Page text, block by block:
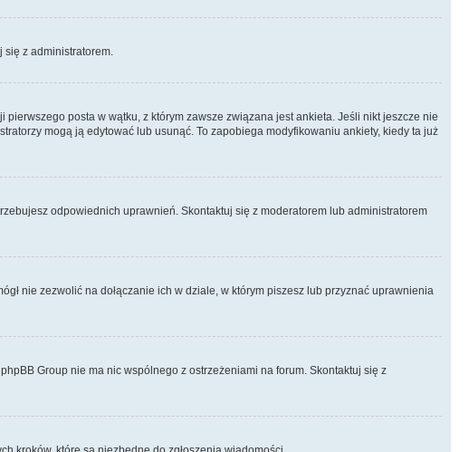
się z administratorem.
posta w wątku, z którym zawsze związana jest ankieta. Jeśli nikt jeszcze nie
mogą ją edytować lub usunąć. To zapobiega modyfikowaniu ankiety, kiedy ta już
odpowiednich uprawnień. Skontaktuj się z moderatorem lub administratorem
nie zezwolić na dołączanie ich w dziale, w którym piszesz lub przyznać uprawnienia
Group nie ma nic wspólnego z ostrzeżeniami na forum. Skontaktuj się z